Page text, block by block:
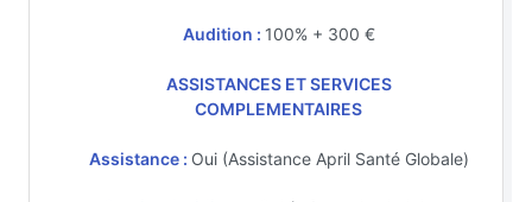
Audition : 100% + 300 €
ASSISTANCES ET SERVICES
COMPLEMENTAIRES
Assistance : Oui (Assistance April Santé Globale)